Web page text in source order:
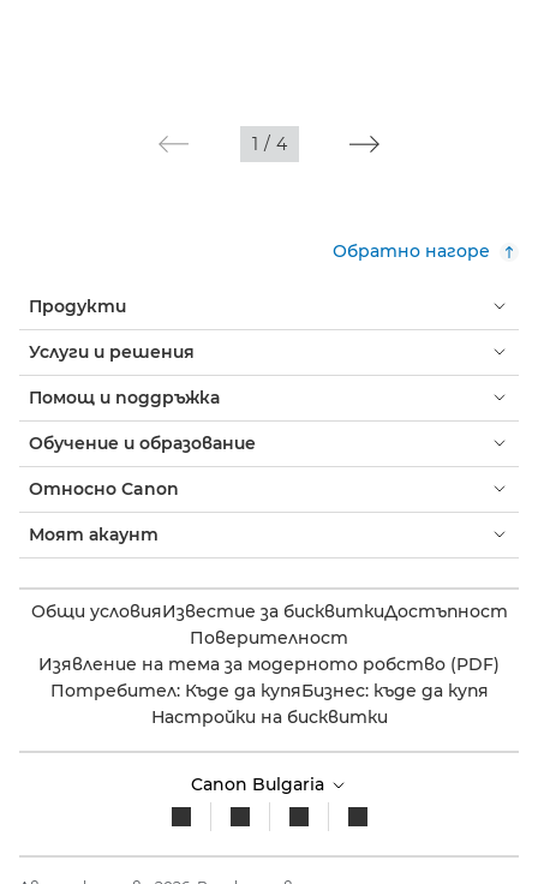
1 / 4
Обратно нагоре
Продукти
Услуги и решения
Помощ и поддръжка
Обучение и образование
Относно Canon
Моят акаунт
Общи условияИзвестие за бисквиткиДостъпност
Поверителност
Изявление на тема за модерното робство (PDF)
Потребител: Къде да купяБизнес: къде да купя
Настройки на бисквитки
Canon Bulgaria